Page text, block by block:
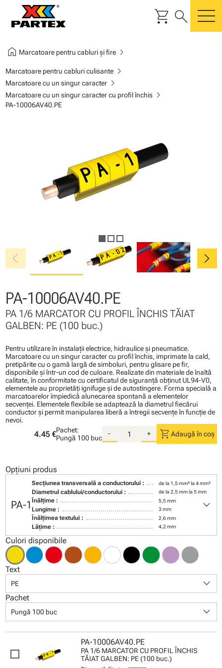
shopping_cart search
home Marcatoare pentru cabluri și firechevron_right
Marcatoare pentru cabluri culisantechevron_right
Marcatoare cu un singur caracterchevron_right
Marcatoare cu un singur caracter cu profil închischevron_right
PA-10006AV40.PE
chevron_left chevron_right
PA-10006AV40.PE
PA 1/6 MARCATOR CU PROFIL ÎNCHIS TĂIAT
GALBEN: PE (100 buc.)
Pentru utilizare în instalaţii electrice, hidraulice şi pneumatice.
Marcatoare cu un singur caracter cu profil închis, imprimate la cald,
pretipărite cu o gamă largă de simboluri, pentru glisare pe fir,
disponibile şi într-un cod de culoare. Realizate din materiale de înaltă
calitate, în conformitate cu certificatul de siguranţă obţinut UL94-V0,
elementele au proprietăţi ignifuge şi de autostingere. Forma specială a
marcatoarelor împiedică alunecarea spontană a elementelor
secvenţei. Elementele flexibile se adaptează la diametrul fiecărui
conductor şi permit manipularea liberă a întregii secvenţe în funcţie de
nevoi.
4.45 €Pachet:
Pungă 100 buc
- + shopping_cart Adaugă în coș
Opțiuni produs
PA-1
Secţiunea transversală a conductorului : de la 1,5 mm² la 4 mm²
Diametrul cablului/conductorului : de la 2,5 mm la 5 mm
Înălţime : 5,5 mm
Lungime : 3 mm
Înălţimea textului : 2,6 mm
Lăţime : 4,2 mm
keyboard_arrow_down
Culori disponibile
Text
PE keyboard_arrow_down
Pachet
Pungă 100 buc keyboard_arrow_down
PA-10006AV40.PE
PA 1/6 MARCATOR CU PROFIL ÎNCHIS
TĂIAT GALBEN: PE (100 buc.)